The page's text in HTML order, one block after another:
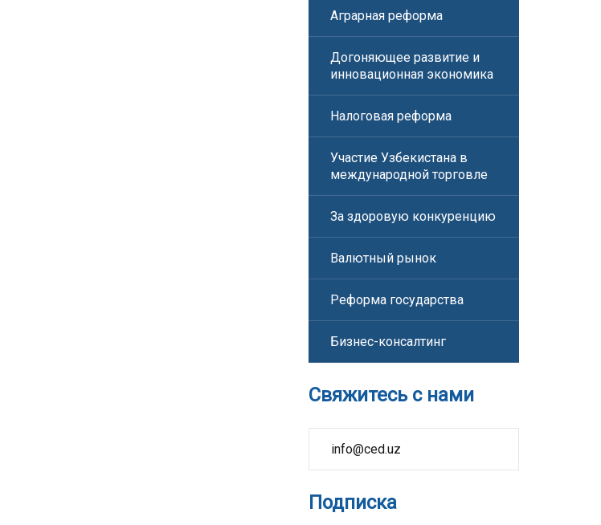
Аграрная реформа
Догоняющее развитие и
инновационная экономика
Налоговая реформа
Участие Узбекистана в
международной торговле
За здоровую конкуренцию
Валютный рынок
Реформа государства
Бизнес-консалтинг
Свяжитесь с нами
info@ced.uz
Подписка